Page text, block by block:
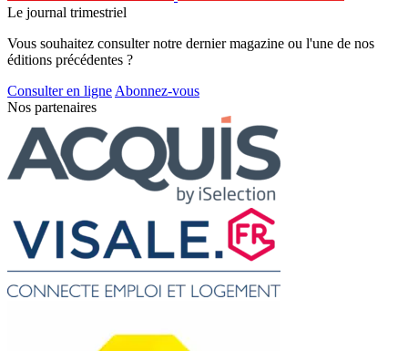
Le journal trimestriel
Vous souhaitez consulter notre dernier magazine ou l'une de nos
éditions précédentes ?
Consulter en ligne Abonnez-vous
Nos partenaires